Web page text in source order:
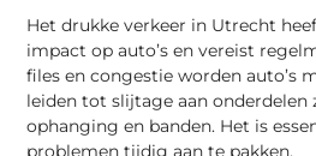
Het drukke verkeer in Utrecht
impact op auto’s en vereist
files en congestie worden auto’s
leiden tot slijtage aan onderdelen
ophanging en banden. Het is
problemen tijdig aan te pakken.